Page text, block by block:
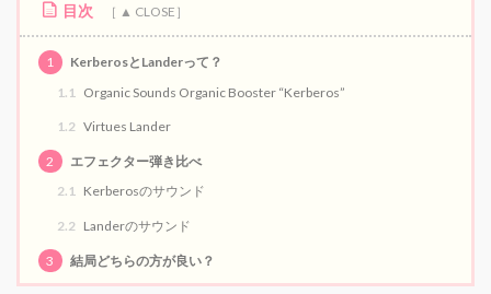
目次
1
KerberosとLanderって？
1.1
Organic Sounds Organic Booster “Kerberos”
1.2 Virtues Lander
2
エフェクター弾き比べ
2.1 Kerberosのサウンド
2.2 Landerのサウンド
3 結局どちらの方が良い？